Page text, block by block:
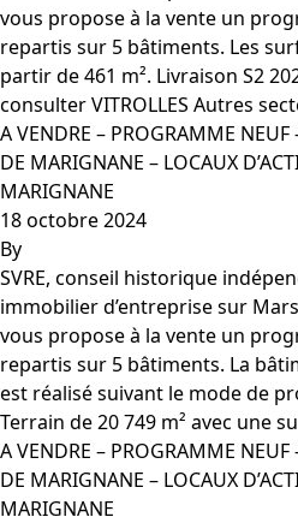
vous propose à la vente un
repartis sur 5 bâtiments. Les
partir de 461 m². Livraison S2
consulter VITROLLES Autres
A VENDRE – PROGRAMME NEUF
DE MARIGNANE – LOCAUX
MARIGNANE
18 octobre 2024
By
SVRE, conseil historique
immobilier d’entreprise sur
vous propose à la vente un
repartis sur 5 bâtiments. La
est réalisé suivant le mode de
Terrain de 20 749 m² avec une
A VENDRE – PROGRAMME NEUF
DE MARIGNANE – LOCAUX
MARIGNANE